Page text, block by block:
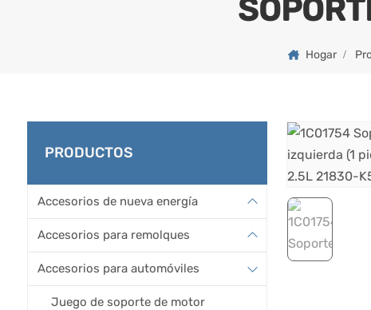
Hogar
PRODUCTOS
Accesorios de nueva energía
Accesorios para remolques
Accesorios para automóviles
Juego de soporte de motor